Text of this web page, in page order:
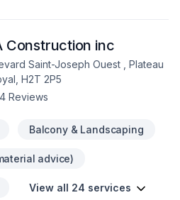
une expérience fluide et sans
rénovation réussie repose
sur la façon dont elle est
mettons l’accent sur la
du chantier, le respect des lieux
et parfaitement adaptés au
aménagement ou
rigueur et
Construction inc
Saint-Joseph Ouest , Plateau
H2T 2P5
Reviews
Balcony & Landscaping
advice)
View all 24 services